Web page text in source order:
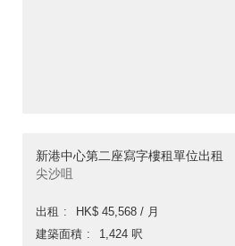
新港中心第二座寫字樓租單位出租
尖沙咀
出租
HK$ 45,568 / 月
建築面積
1,424 呎